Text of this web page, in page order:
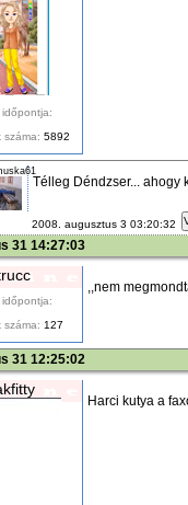
száma: 5892
Télleg Déndzser... ahogy
2008. augusztus 3 03:20:32
31 14:27:03
száma: 127
,,nem
31 12:25:02
Harci kutya a